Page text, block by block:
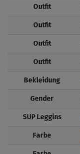
Outfit
Outfit
Outfit
Outfit
Bekleidung
Gender
SUP Leggins
Farbe